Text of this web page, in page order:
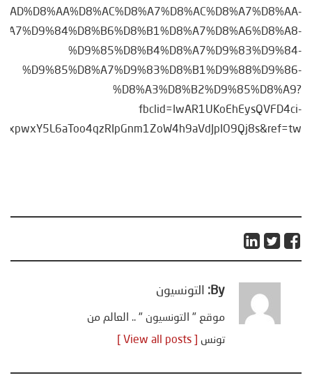
%D9%85%D8%B4%D8%A7%D9%83%D9%84-
%D9%85%D8%A7%D9%83%D8%B1%D9%88%D9%86-
%D8%A3%D8%B2%D9%85%D8%A9?
fbclid=IwAR1UKoEhEysQVFD4ci-
xpwxY5L6aToo4qzRIpGnm1ZoW4h9aVdJpIO9Qj8s&ref=tw
By: التونسيون
موقع " التونسيون " .. العالم من
تونس